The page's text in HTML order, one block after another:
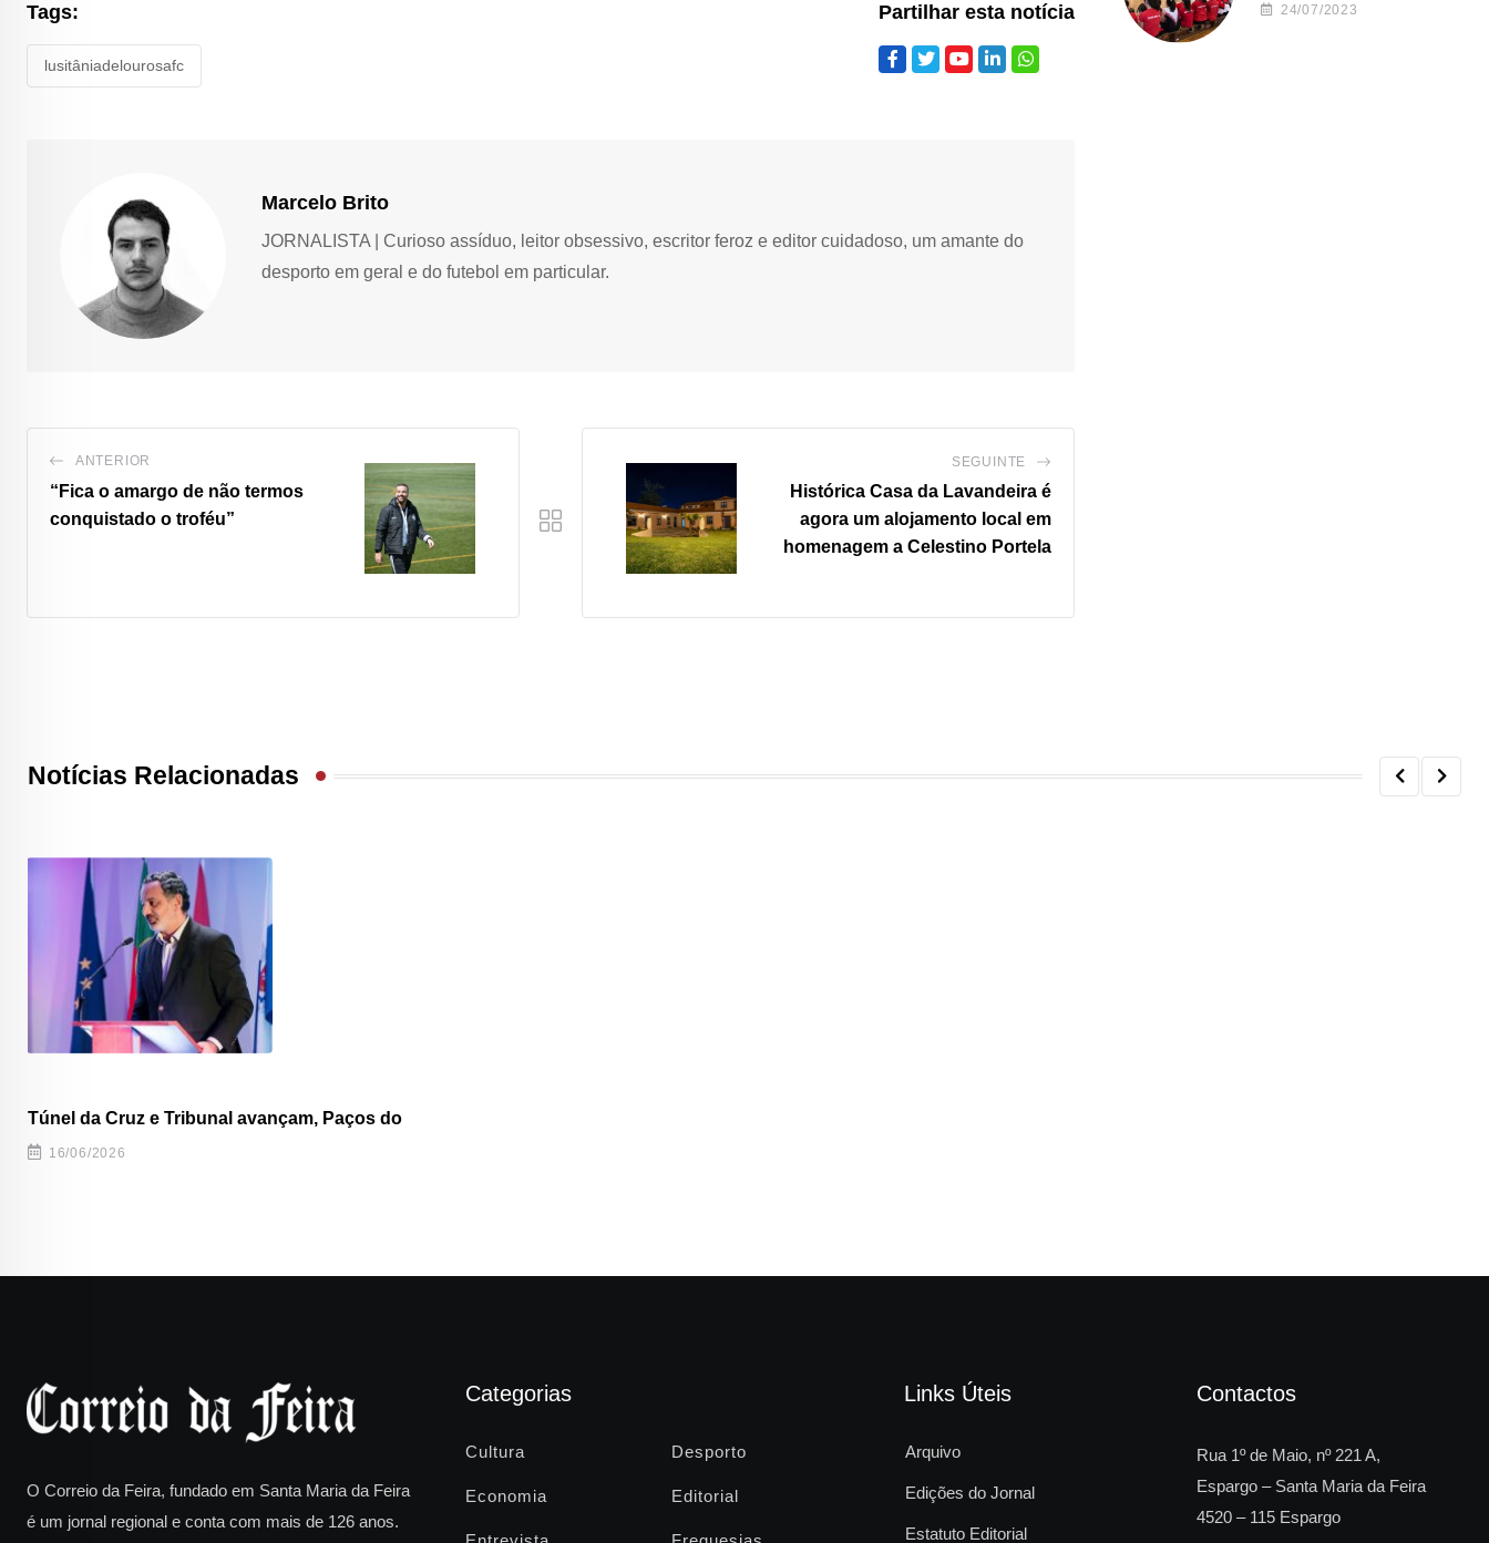
Tags:
lusitâniadelourosafc
Partilhar esta notícia
Marcelo Brito
JORNALISTA | Curioso assíduo, leitor obsessivo, escritor feroz e editor cuidadoso, um amante do
desporto em geral e do futebol em particular.
ANTERIOR
“Fica o amargo de não termos
conquistado o troféu”
SEGUINTE
Histórica Casa da Lavandeira é
agora um alojamento local em
homenagem a Celestino Portela
24/07/2023
Notícias Relacionadas
Túnel da Cruz e Tribunal avançam, Paços do
16/06/2026
O Correio da Feira, fundado em Santa Maria da Feira
é um jornal regional e conta com mais de 126 anos.
Categorias
Cultura Desporto
Economia Editorial
Links Úteis
Arquivo
Edições do Jornal
Estatuto Editorial
Contactos
Rua 1º de Maio, nº 221 A,
Espargo – Santa Maria da Feira
4520 – 115 Espargo